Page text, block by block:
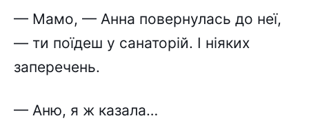
— Мамо, — Анна повернулась до неї,
— ти поїдеш у санаторій. І ніяких
заперечень.
— Аню, я ж казала…